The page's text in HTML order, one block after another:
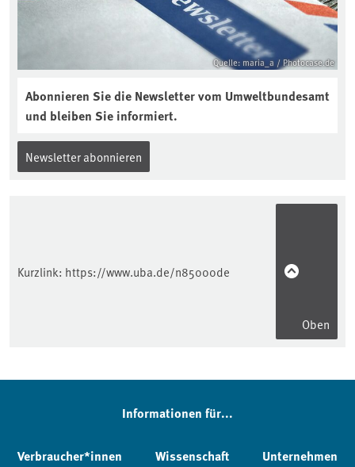
Quelle: maria_a / Photocase.de
Abonnieren Sie die Newsletter vom Umweltbundesamt
und bleiben Sie informiert.
Newsletter abonnieren
Kurzlink: https://www.uba.de/n85000de
Oben
Informationen für...
Verbraucher*innen Wissenschaft Unternehmen